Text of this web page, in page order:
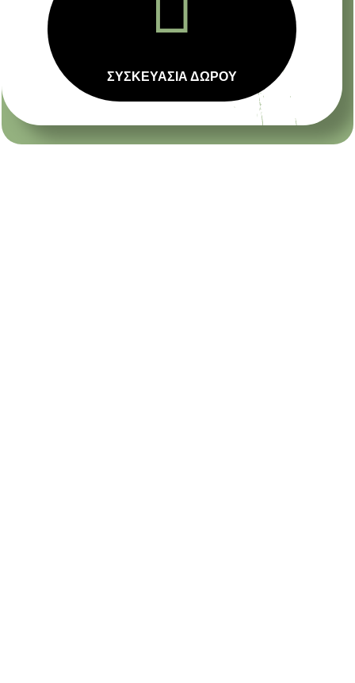
ΣΥΣΚΕΥΑΣΙΑ ΔΩΡΟΥ